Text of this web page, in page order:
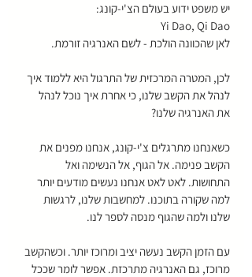
יש משפט ידוע בעולם הצ'י-קונג:
Yi Dao, Qi Dao
לאן שהכוונה הולכת - לשם האנרגיה זורמת.
לכן, המטרה המרכזית של התרגול היא ללמוד איך
לנהל את הקשב שלנו, כי אחרת איך נוכל לנהל
את האנרגיה שלנו?
כשאנחנו מתרגלים צ'י-קונג, אנחנו מפנים את
הקשב פנימה. אל הגוף, אל הנשימה ואל
התחושות. לאט לאט אנחנו נעשים מודעים יותר
למה שקורה בתוכנו. למחשבות שלנו, לרגשות
שלנו ולמה שהגוף מנסה לספר לנו.
עם הזמן הקשב נעשה יציב ומרוכז יותר. וכשהקשב
מרוכז, גם האנרגיה מתרכזת. אפשר לומר שככל